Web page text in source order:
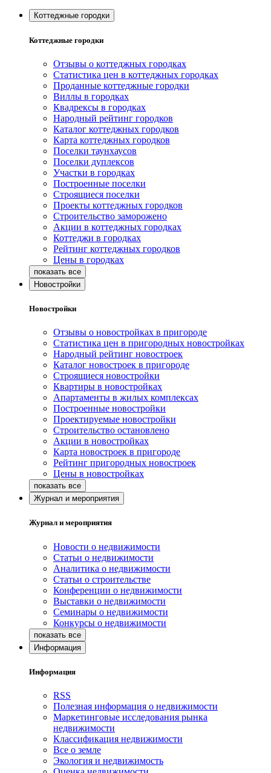
Коттеджные городки
Коттеджные городки
Отзывы о коттеджных городках
Статистика цен в коттеджных городках
Проданные коттеджные городки
Виллы в городках
Квадрексы в городках
Народный рейтинг городков
Каталог коттеджных городков
Карта коттеджных городков
Поселки таунхаусов
Поселки дуплексов
Участки в городках
Построенные поселки
Строящиеся поселки
Проекты коттеджных городков
Строительство заморожено
Акции в коттеджных городках
Коттеджи в городках
Рейтинг коттеджных городков
Цены в городках
Новостройки
Новостройки
Отзывы о новостройках в пригороде
Статистика цен в пригородных новостройках
Народный рейтинг новостроек
Каталог новостроек в пригороде
Строящиеся новостройки
Квартиры в новостройках
Апартаменты в жилых комплексах
Построенные новостройки
Проектируемые новостройки
Строительство остановлено
Акции в новостройках
Карта новостроек в пригороде
Рейтинг пригородных новостроек
Цены в новостройках
Журнал и мероприятия
Журнал и мероприятия
Новости о недвижимости
Статьи о недвижимости
Аналитика о недвижимости
Статьи о строительстве
Конференции о недвижимости
Выставки о недвижимости
Семинары о недвижимости
Конкурсы о недвижимости
Информация
Информация
RSS
Полезная информация о недвижимости
Маркетинговые исследования рынка
недвижимости
Классификация недвижимости
Все о земле
Экология и недвижимость